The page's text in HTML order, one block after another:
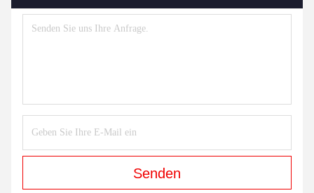
Senden